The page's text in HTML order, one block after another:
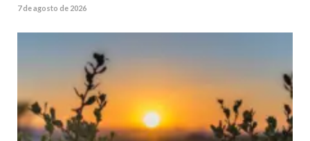
7 de agosto de 2026